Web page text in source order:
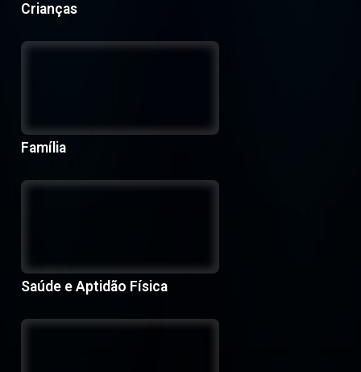
Crianças
Família
Saúde e Aptidão Física